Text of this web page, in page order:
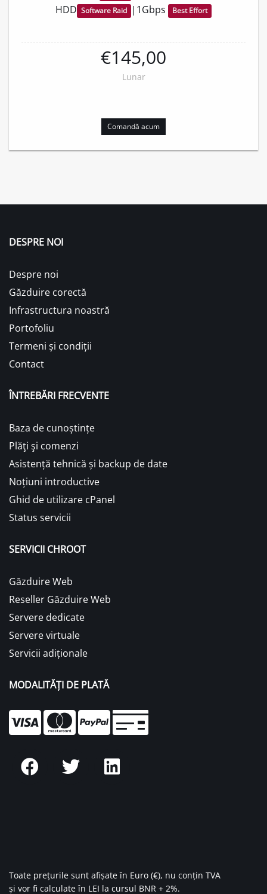
HDD Software Raid |1Gbps Best Effort
€145,00
Lunar
Comandă acum
DESPRE NOI
Despre noi
Găzduire corectă
Infrastructura noastră
Portofoliu
Termeni și condiții
Contact
ÎNTREBĂRI FRECVENTE
Baza de cunoștințe
Plăţi şi comenzi
Asistență tehnică și backup de date
Noțiuni introductive
Ghid de utilizare cPanel
Status servicii
SERVICII CHROOT
Găzduire Web
Reseller Găzduire Web
Servere dedicate
Servere virtuale
Servicii adiționale
MODALITĂȚI DE PLATĂ
Toate prețurile sunt afișate în Euro (€), nu conțin TVA
și vor fi calculate în LEI la cursul BNR + 2%.